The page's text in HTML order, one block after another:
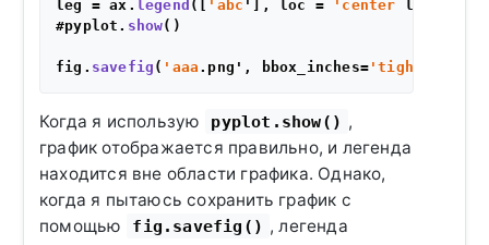
leg = ax. legend ([ 'abc '], loc = 'center left',
#pyplot. show()
fig. savefig ( 'aaa .png', bbox_inches= 'tight
Когда я использую pyplot.show() ,
график отображается правильно, и легенда
находится вне области графика. Однако,
когда я пытаюсь сохранить график с
помощью
fig.savefig() , легенда